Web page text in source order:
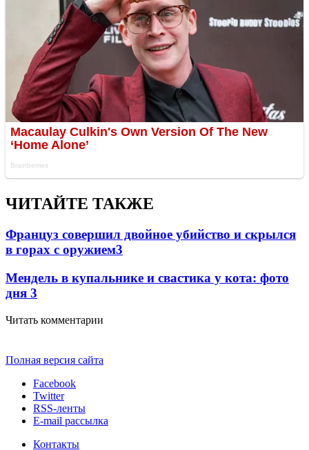
ЧИТАЙТЕ ТАКЖЕ
Француз совершил двойное убийство и скрылся
в горах с оружием3
Мендель в купальнике и свастика у кота: фото
дня 3
Читать комментарии
Полная версия сайта
Facebook
Twitter
RSS-ленты
E-mail рассылка
Контакты